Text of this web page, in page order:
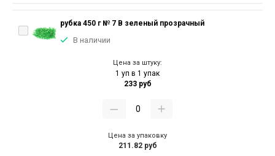
рубка 450 г № 7 В зеленый прозрачный
В наличии
Цена за штуку:
1 уп в 1 упак
233 руб
Цена за упаковку
211.82 руб